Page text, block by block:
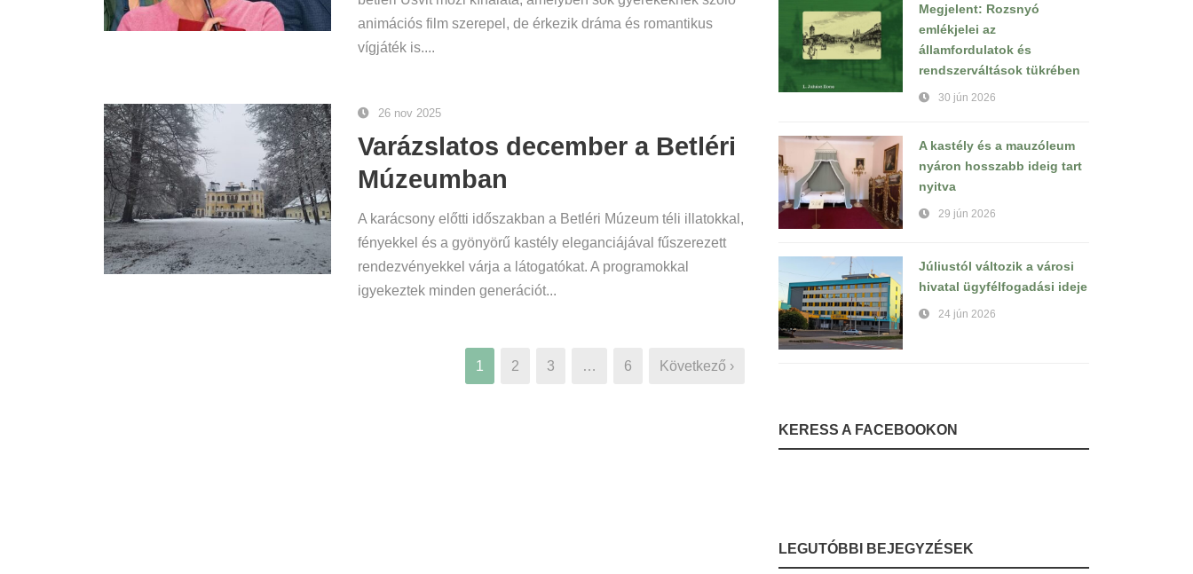
animációs film szerepel, de érkezik dráma és romantikus
vígjáték is....
26 nov 2025
Varázslatos december a Betléri
Múzeumban
A karácsony előtti időszakban a Betléri Múzeum téli illatokkal,
fényekkel és a gyönyörű kastély eleganciájával fűszerezett
rendezvényekkel várja a látogatókat. A programokkal
igyekeztek minden generációt...
1 2 3 … 6 Következő ›
Megjelent: Rozsnyó
emlékjelei az
államfordulatok és
rendszerváltások tükrében
30 jún 2026
A kastély és a mauzóleum
nyáron hosszabb ideig tart
nyitva
29 jún 2026
Júliustól változik a városi
hivatal ügyfélfogadási ideje
24 jún 2026
KERESS A FACEBOOKON
LEGUTÓBBI BEJEGYZÉSEK